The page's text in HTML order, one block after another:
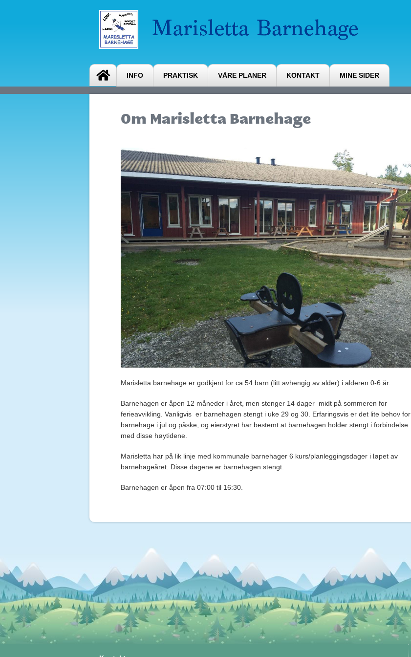
INFO PRAKTISK VÅRE PLANER KONTAKT MINE SIDER
Om Marisletta Barnehage
Marisletta barnehage er godkjent for ca 54 barn (litt avhengig av alder) i alderen 0-6 år.
Barnehagen er åpen 12 måneder i året, men stenger 14 dager midt på sommeren for
ferieavvikling. Vanligvis er barnehagen stengt i uke 29 og 30. Erfaringsvis er det lite behov for
barnehage i jul og påske, og eierstyret har bestemt at barnehagen holder stengt i forbindelse
med disse høytidene.
Marisletta har på lik linje med kommunale barnehager 6 kurs/planleggingsdager i løpet av
barnehageåret. Disse dagene er barnehagen stengt.
Barnehagen er åpen fra 07:00 til 16:30.